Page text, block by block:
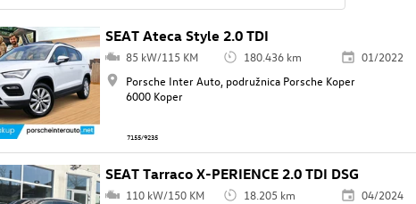
SEAT Ateca Style 2.0 TDI
85 kW/115 KM 180.436 km
01/2022
Porsche Inter Auto, podružnica Porsche Koper
6000 Koper
7155/9235
SEAT Tarraco X-PERIENCE 2.0 TDI DSG
110 kW/150 KM 18.205 km
04/2024